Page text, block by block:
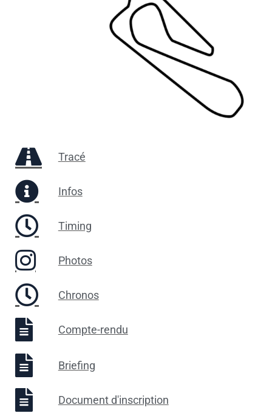
Tracé
Infos
Timing
Photos
Chronos
Compte-rendu
Briefing
Document d'inscription